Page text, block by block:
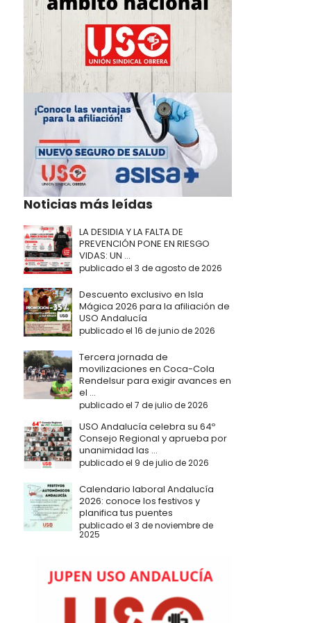
Noticias más leídas
LA DESIDIA Y LA FALTA DE
PREVENCIÓN PONE EN RIESGO
VIDAS: UN ...
publicado el 3 de agosto de 2026
Descuento exclusivo en Isla
Mágica 2026 para la afiliación de
USO Andalucía
publicado el 16 de junio de 2026
Tercera jornada de
movilizaciones en Coca-Cola
Rendelsur para exigir avances en
el ...
publicado el 7 de julio de 2026
USO Andalucía celebra su 64º
Consejo Regional y aprueba por
unanimidad las ...
publicado el 9 de julio de 2026
Calendario laboral Andalucía
2026: conoce los festivos y
planifica tus puentes
publicado el 3 de noviembre de
2025